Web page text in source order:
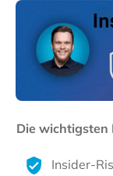
Die wichtigsten
Insider-